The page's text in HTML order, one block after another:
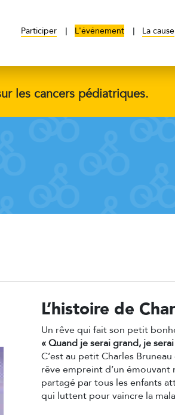
Participer L'événement La cause
les cancers pédiatriques.
L’histoire de
Un rêve qui fait son petit
« Quand je serai grand, je
C’est au petit Charles
rêve empreint d’un émouvant
partagé par tous les enfants
qui luttent pour vaincre la